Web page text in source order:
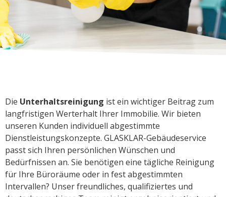
Die Unterhaltsreinigung ist ein wichtiger Beitrag zum
langfristigen Werterhalt Ihrer Immobilie. Wir bieten
unseren Kunden individuell abgestimmte
Dienstleistungskonzepte. GLASKLAR-Gebäudeservice
passt sich Ihren persönlichen Wünschen und
Bedürfnissen an. Sie benötigen eine tägliche Reinigung
für Ihre Büroräume oder in fest abgestimmten
Intervallen? Unser freundliches, qualifiziertes und